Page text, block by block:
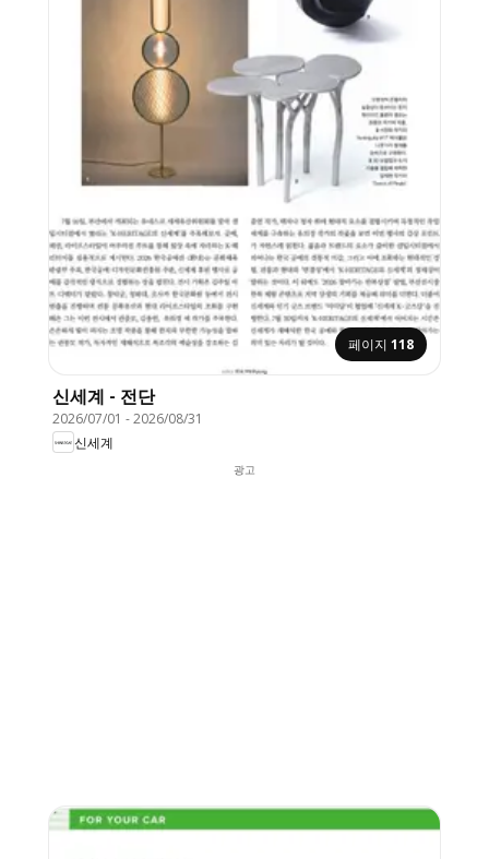
페이지 118
신세계 - 전단
2026/07/01 -2026/08/31
신세계
광고